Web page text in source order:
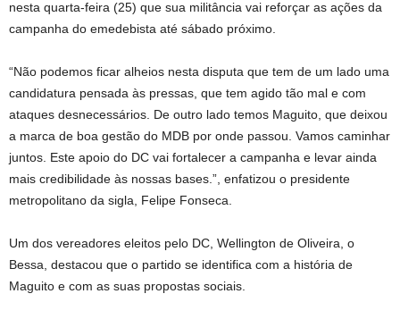
nesta quarta-feira (25) que sua militância vai reforçar as ações da
campanha do emedebista até sábado próximo.
“Não podemos ficar alheios nesta disputa que tem de um lado uma
candidatura pensada às pressas, que tem agido tão mal e com
ataques desnecessários. De outro lado temos Maguito, que deixou
a marca de boa gestão do MDB por onde passou. Vamos caminhar
juntos. Este apoio do DC vai fortalecer a campanha e levar ainda
mais credibilidade às nossas bases.”, enfatizou o presidente
metropolitano da sigla, Felipe Fonseca.
Um dos vereadores eleitos pelo DC, Wellington de Oliveira, o
Bessa, destacou que o partido se identifica com a história de
Maguito e com as suas propostas sociais.